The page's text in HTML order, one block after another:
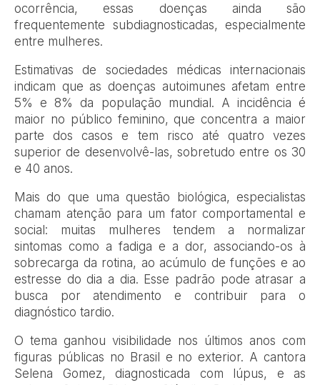
ocorrência, essas doenças ainda são
frequentemente subdiagnosticadas, especialmente
entre mulheres.
Estimativas de sociedades médicas internacionais
indicam que as doenças autoimunes afetam entre
5% e 8% da população mundial. A incidência é
maior no público feminino, que concentra a maior
parte dos casos e tem risco até quatro vezes
superior de desenvolvê-las, sobretudo entre os 30
e 40 anos.
Mais do que uma questão biológica, especialistas
chamam atenção para um fator comportamental e
social: muitas mulheres tendem a normalizar
sintomas como a fadiga e a dor, associando-os à
sobrecarga da rotina, ao acúmulo de funções e ao
estresse do dia a dia. Esse padrão pode atrasar a
busca por atendimento e contribuir para o
diagnóstico tardio.
O tema ganhou visibilidade nos últimos anos com
figuras públicas no Brasil e no exterior. A cantora
Selena Gomez, diagnosticada com lúpus, e as